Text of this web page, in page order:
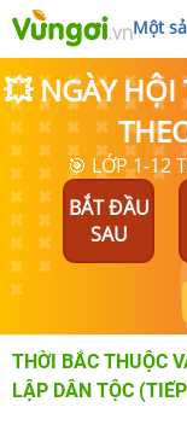
Một
💥 NGÀY HỘI
🎯 LỚP 1-12
BẮT ĐẦU
SAU
THỜI BẮC THUỘC
LẬP DÂN TỘC